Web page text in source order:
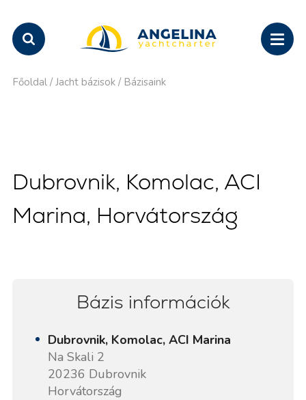
Főoldal / Jacht bázisok / Bázisaink
Dubrovnik, Komolac, ACI
Marina, Horvátország
Bázis információk
Dubrovnik, Komolac, ACI Marina
Na Skali 2
20236 Dubrovnik
Horvátország